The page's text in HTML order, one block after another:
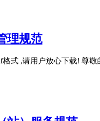
理规范
式 ,请用户放心下载!